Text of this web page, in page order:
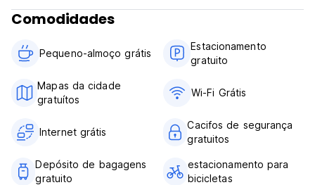
Comodidades
Pequeno-almoço grátis
Estacionamento
gratuito
Mapas da cidade
gratuítos
Wi-Fi Grátis
Internet grátis
Cacifos de segurança
gratuitos
Depósito de bagagens
gratuito
estacionamento para
bicicletas